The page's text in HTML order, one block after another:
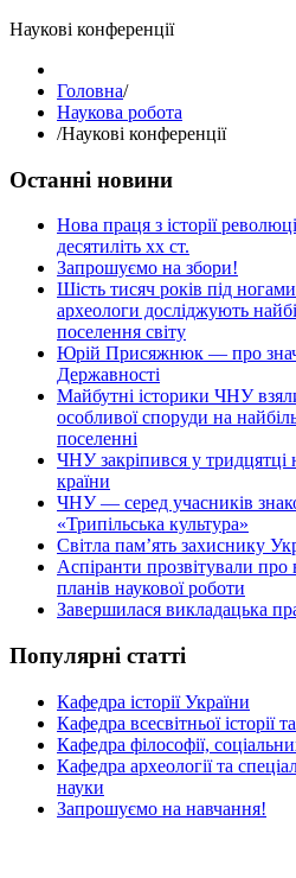
Наукові конференції
Головна/
Наукова робота
/Наукові конференції
Останні новини
Нова праця з історії
десятиліть хх ст.
Запрошуємо на збори!
Шість тисяч років під
археологи досліджують
поселення світу
Юрій Присяжнюк — про
Державності
Майбутні історики ЧНУ
особливої споруди на
поселенні
ЧНУ закріпився у тридцятці
країни
ЧНУ — серед учасників
«Трипільська культура»
Світла пам’ять захиснику
Аспіранти прозвітували про
планів наукової роботи
Завершилася викладацька
Популярні статті
Кафедра історії України
Кафедра всесвітньої історії
Кафедра філософії,
Кафедра археології та
науки
Запрошуємо на навчання!